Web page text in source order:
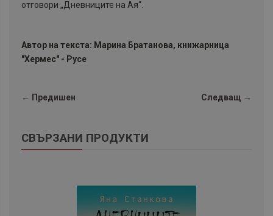
отговори „Дневниците на Ая“.
Автор на текста: Марина Братанова, книжарница
"Хермес" - Русе
← Предишен Следващ →
СВЪРЗАНИ ПРОДУКТИ